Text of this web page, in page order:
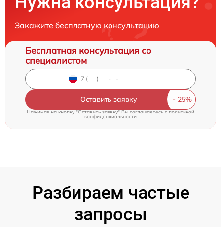
Закажите бесплатную консультацию
Бесплатная консультация со
специалистом
Оставить заявку
Нажимая на кнопку "Оставить заявку" Вы соглашаетесь cполитикой
конфиденциальности
Разбираем частые
запросы